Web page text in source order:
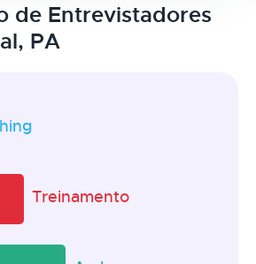
de Entrevistadores
PA